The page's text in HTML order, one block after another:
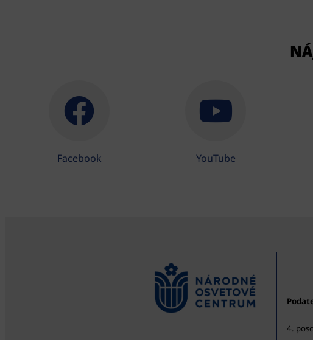
Facebook YouTube
4.